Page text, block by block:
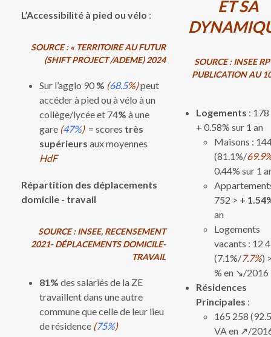
L’Accessibilité à pied ou vélo :
SOURCE : « TERRITOIRE AU FUTUR
(SHIFT PROJECT /ADEME) 2024
Sur l’agglo 90 % (68.5%)peut
accéder à pied ou à vélo à un
collège/lycée et 74% à une
gare (47%) = scores très
supérieurs aux moyennes
HdF
Répartition des déplacements
domicile - travail
SOURCE : INSEE, RECENSEMENT
2021- DÉPLACEMENTS DOMICILE-
TRAVAIL​​
81% des salariés de la ZE
travaillent dans une autre
commune que celle de leur lieu
de résidence (75%)
ET SA
SOURCE: INSEE
PUBLICATION AU
Logements :
+ 0.58% sur 1 an
Maisons :
(81.1%/
0.44% sur 1
752 > +
an
Logements
vacants : 12
(7.1%/7.7%)
% en ↘/2016
Résidences
Principales :
165 258
VA en ↗/